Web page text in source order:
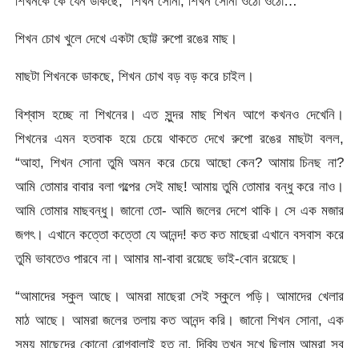
শিখন চোখ খুলে দেখে একটা ছোট্ট রুপো রঙের মাছ।
মাছটা শিখনকে ডাকছে, শিখন চোখ বড় বড় করে চাইল।
বিশ্বাস হচ্ছে না শিখনের। এত সুন্দর মাছ শিখন আগে কখনও দেখেনি।
শিখনের এমন হতবাক হয়ে চেয়ে থাকতে দেখে রুপো রঙের মাছটা বলল,
“আহা, শিখন সোনা তুমি অমন করে চেয়ে আছো কেন? আমায় চিনছ না?
আমি তোমার বাবার বলা গল্পের সেই মাছ! আমায় তুমি তোমার বন্ধু করে নাও।
আমি তোমার মাছবন্ধু। জানো তো- আমি জলের দেশে থাকি। সে এক মজার
জগৎ। এখানে কত্তো কত্তো যে আনন্দ! কত কত মাছেরা এখানে বসবাস করে
তুমি ভাবতেও পারবে না। আমার মা-বাবা রয়েছে ভাই-বোন রয়েছে।
“আমাদের স্কুল আছে। আমরা মাছেরা সেই স্কুলে পড়ি। আমাদের খেলার
মাঠ আছে। আমরা জলের তলায় কত আনন্দ করি। জানো শিখন সোনা, এক
সময় মাছেদের কোনো রোগবালাই হত না, দিব্যি তখন সুখে ছিলাম আমরা সব